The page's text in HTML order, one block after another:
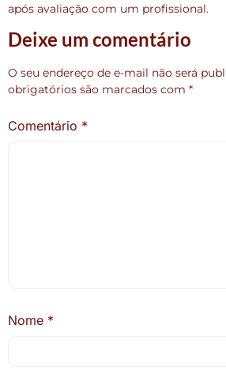
após avaliação com um profissional.
Deixe um comentário
O seu endereço de e-mail não será
obrigatórios são marcados com *
Comentário *
Nome *